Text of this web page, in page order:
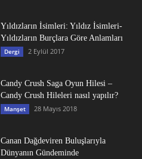
Yıldızların İsimleri: Yıldız İsimleri-
Yıldızların Burçlara Göre Anlamları
Dergi 2 Eylül 2017
Candy Crush Saga Oyun Hilesi –
Candy Crush Hileleri nasıl yapılır?
Manşet 28 Mayıs 2018
Canan Dağdeviren Buluşlarıyla
Dünyanın Gündeminde